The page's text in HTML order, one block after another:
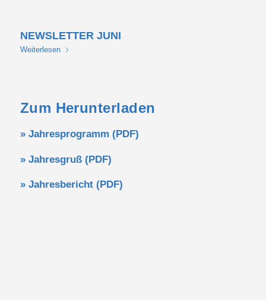
NEWSLETTER JUNI
Weiterlesen
Zum Herunterladen
» Jahresprogramm (PDF)
» Jahresgruß (PDF)
» Jahresbericht (PDF)